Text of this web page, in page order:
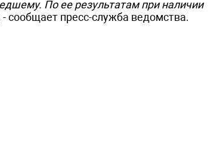
По ее результатам при наличии
- сообщает пресс-служба ведомства.